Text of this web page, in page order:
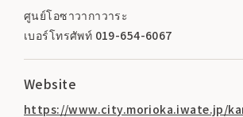
ศูนย์โอซาวากาวาระ
เบอร์โทรศัพท์ 019-654-6067
Website
https://www.city.morioka.iwate.jp/